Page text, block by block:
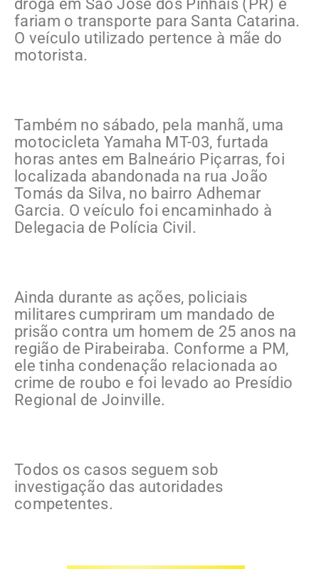
droga em São José dos Pinhais (PR) e
fariam o transporte para Santa Catarina.
O veículo utilizado pertence à mãe do
motorista.
Também no sábado, pela manhã, uma
motocicleta Yamaha MT-03, furtada
horas antes em Balneário Piçarras, foi
localizada abandonada na rua João
Tomás da Silva, no bairro Adhemar
Garcia. O veículo foi encaminhado à
Delegacia de Polícia Civil.
Ainda durante as ações, policiais
militares cumpriram um mandado de
prisão contra um homem de 25 anos na
região de Pirabeiraba. Conforme a PM,
ele tinha condenação relacionada ao
crime de roubo e foi levado ao Presídio
Regional de Joinville.
Todos os casos seguem sob
investigação das autoridades
competentes.